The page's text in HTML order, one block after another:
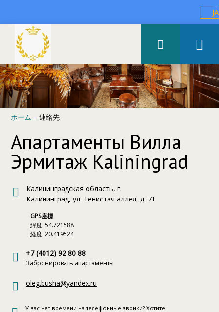
JA
ホーム –連絡先
Апартаменты Вилла
Эрмитаж Kaliningrad
Калининградская область, г.
Калининград, ул. Тенистая аллея, д. 71
GPS座標
緯度: 54.721588
経度: 20.419524
+7 (4012) 92 80 88
Забронировать апартаменты
oleg.busha@yandex.ru
У вас нет времени на телефонные звонки? Хотите